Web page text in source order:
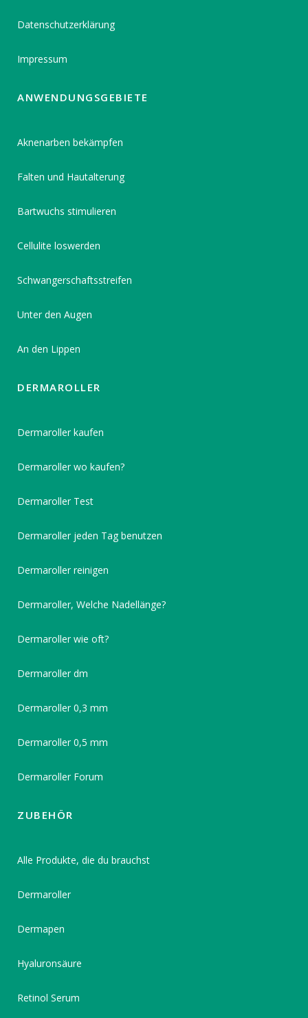
Datenschutzerklärung
Impressum
ANWENDUNGSGEBIETE
Aknenarben bekämpfen
Falten und Hautalterung
Bartwuchs stimulieren
Cellulite loswerden
Schwangerschaftsstreifen
Unter den Augen
An den Lippen
DERMAROLLER
Dermaroller kaufen
Dermaroller wo kaufen?
Dermaroller Test
Dermaroller jeden Tag benutzen
Dermaroller reinigen
Dermaroller, Welche Nadellänge?
Dermaroller wie oft?
Dermaroller dm
Dermaroller 0,3 mm
Dermaroller 0,5 mm
Dermaroller Forum
ZUBEHÖR
Alle Produkte, die du brauchst
Dermaroller
Dermapen
Hyaluronsäure
Retinol Serum